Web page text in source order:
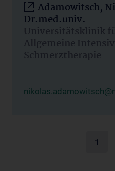
Adamowitsch,
Dr.med.univ.
Universitätsklinik
Allgemeine
Schmerztherapie
1